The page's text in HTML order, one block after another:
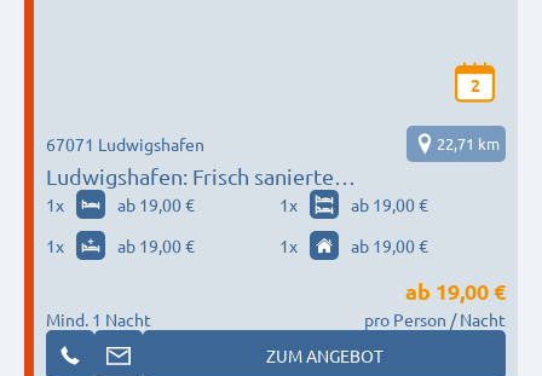
2
Ludwigshafen: Frisch sanierte
Monteurwohnung: Parkplatz + TV + WLAN +
Vollausstattung
67071 Ludwigshafen 22,71 km
1x ab 19,00 € 1x
ab 19,00 €
1x ab 19,00 € 1x ab 19,00 €
Mind. 1 Nacht
ab 19,00 €
pro Person / Nacht
ZUM ANGEBOT